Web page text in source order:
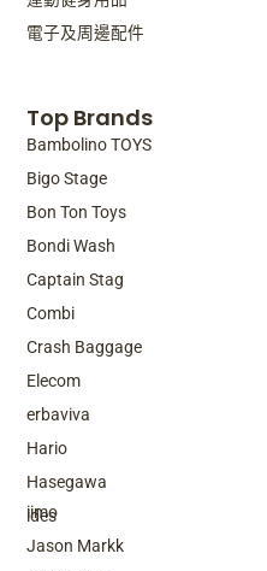
Top Brands
iimo
Jason Markk
Top Brands
Bambolino TOYS
Bigo Stage
Bon Ton Toys
Bondi Wash
Captain Stag
Combi
Crash Baggage
Elecom
erbaviva
Hario
Hasegawa
ides
電子及周邊配件